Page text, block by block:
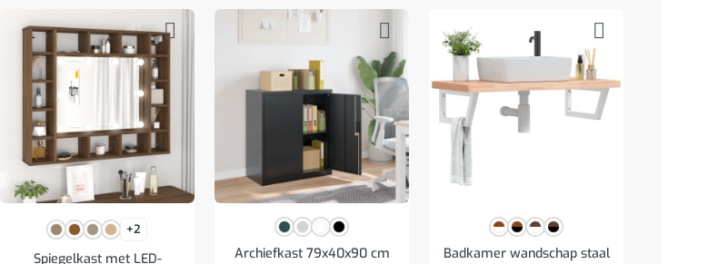
+2
Spiegelkast met LED-
Archiefkast 79x40x90 cm
Badkamer wandschap staal